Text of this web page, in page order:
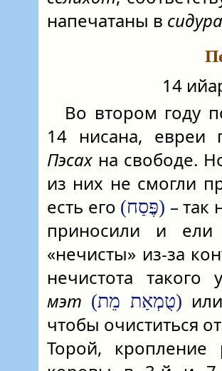
напечатаны в
14
Во втором году
14 нисана, евреи
Пэсах на свободе.
из них не смогли
есть его
(פֶּסַח) – так
приносили и
«нечисты» из-за
нечистота
мэт
(טֻמְאַת מֵת)
чтобы очиститься
Торой, кропление